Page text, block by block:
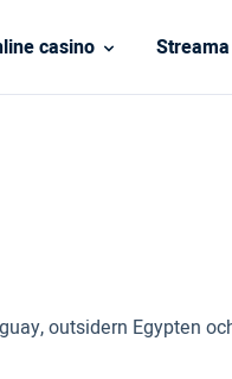
casino
outsidern Egypten